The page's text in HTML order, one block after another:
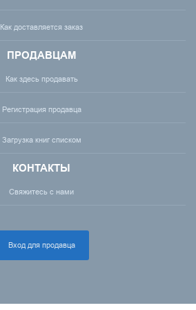
Как доставляется заказ
ПРОДАВЦАМ
Как здесь продавать
Регистрация продавца
Загрузка книг списком
КОНТАКТЫ
Свяжитесь с нами
Вход для продавца